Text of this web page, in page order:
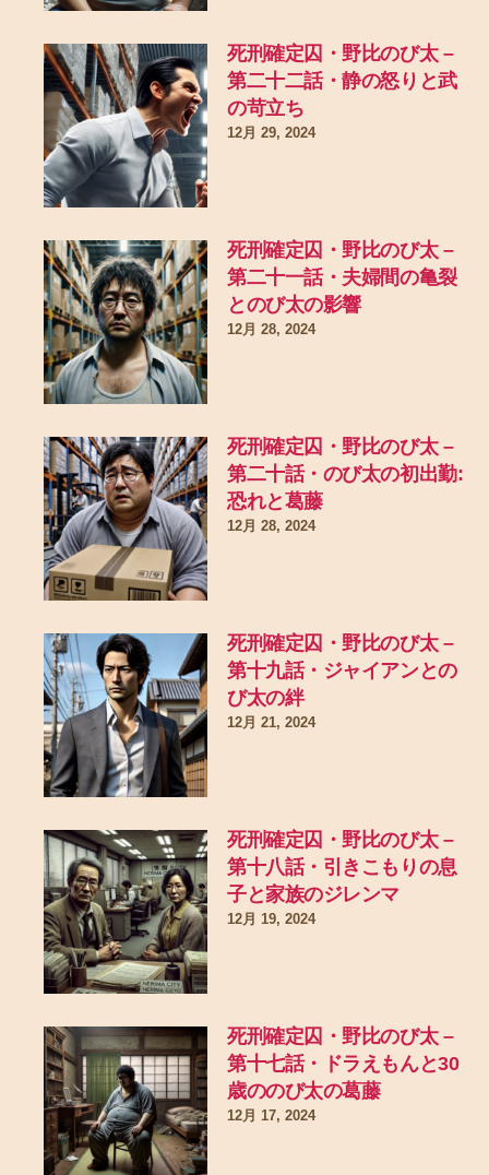
死刑確定囚・野比のび太 –
第二十二話・静の怒りと武
の苛立ち
12月 29, 2024
死刑確定囚・野比のび太 –
第二十一話・夫婦間の亀裂
とのび太の影響
12月 28, 2024
死刑確定囚・野比のび太 –
第二十話・のび太の初出勤:
恐れと葛藤
12月 28, 2024
死刑確定囚・野比のび太 –
第十九話・ジャイアンとの
び太の絆
12月 21, 2024
死刑確定囚・野比のび太 –
第十八話・引きこもりの息
子と家族のジレンマ
12月 19, 2024
死刑確定囚・野比のび太 –
第十七話・ドラえもんと30
歳ののび太の葛藤
12月 17, 2024